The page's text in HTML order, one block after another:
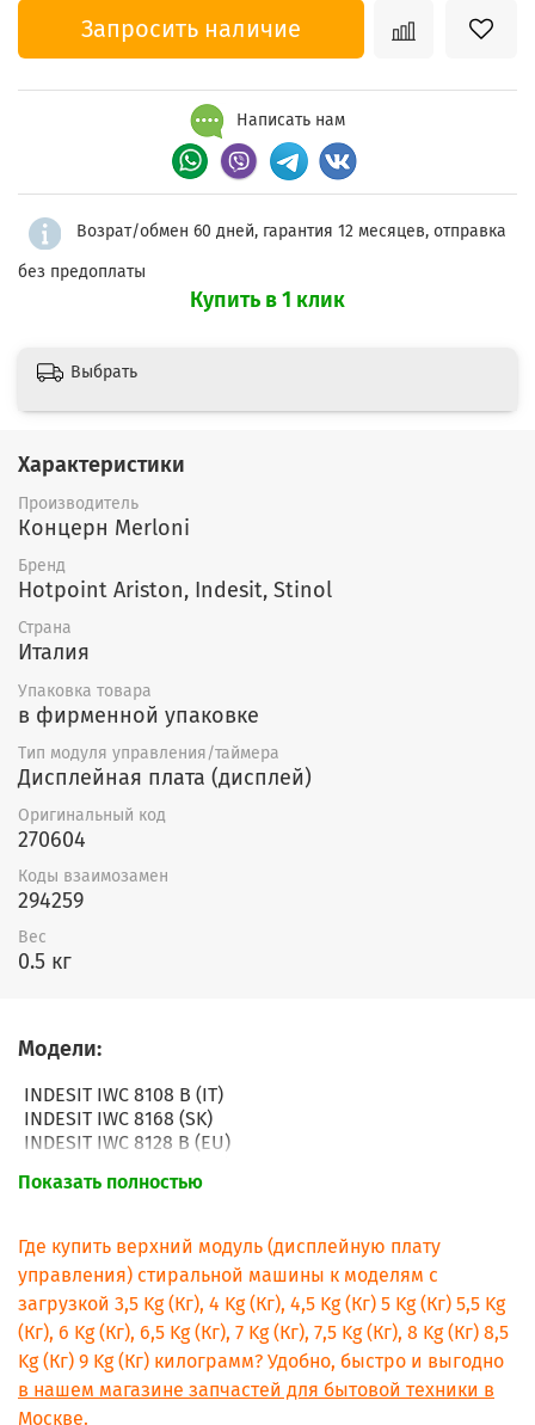
Запросить наличие
Написать нам
Возрат/обмен 60 дней, гарантия 12 месяцев, отправка
без предоплаты
Купить в 1 клик
Выбрать
Характеристики
Производитель
Концерн Merloni
Бренд
Hotpoint Ariston, Indesit, Stinol
Страна
Италия
Упаковка товара
в фирменной упаковке
Тип модуля управления/таймера
Дисплейная плата (дисплей)
Оригинальный код
270604
Коды взаимозамен
294259
Вес
0.5 кг
Модели:
INDESIT IWC 8108 B (IT)
INDESIT IWC 8168 (SK)
INDESIT IWC 8128 B (EU)
INDESIT IWC 8085 B (EU)
INDESIT IWDC 7105 (EU)
INDESIT IWC 5083 (CIS)
INDESIT IWC 5085 (EU)
INDESIT IWC 5085 B (IT)
INDESIT IWC 5103 (CIS)
INDESIT IWC 5105 (EU)
INDESIT IWC 5105 B (IT)
INDESIT IWC 5145 (EU)
Показать полностью
Где купить верхний модуль (дисплейную плату
управления) стиральной машины к моделям с
загрузкой 3,5 Kg (Кг), 4 Kg (Кг), 4,5 Kg (Кг) 5 Kg (Кг) 5,5 Kg
(Кг), 6 Kg (Кг), 6,5 Kg (Кг), 7 Kg (Кг), 7,5 Kg (Кг), 8 Kg (Кг) 8,5
Kg (Кг) 9 Kg (Кг) килограмм? Удобно, быстро и выгодно
в нашем магазине запчастей для бытовой техники в
Москве.